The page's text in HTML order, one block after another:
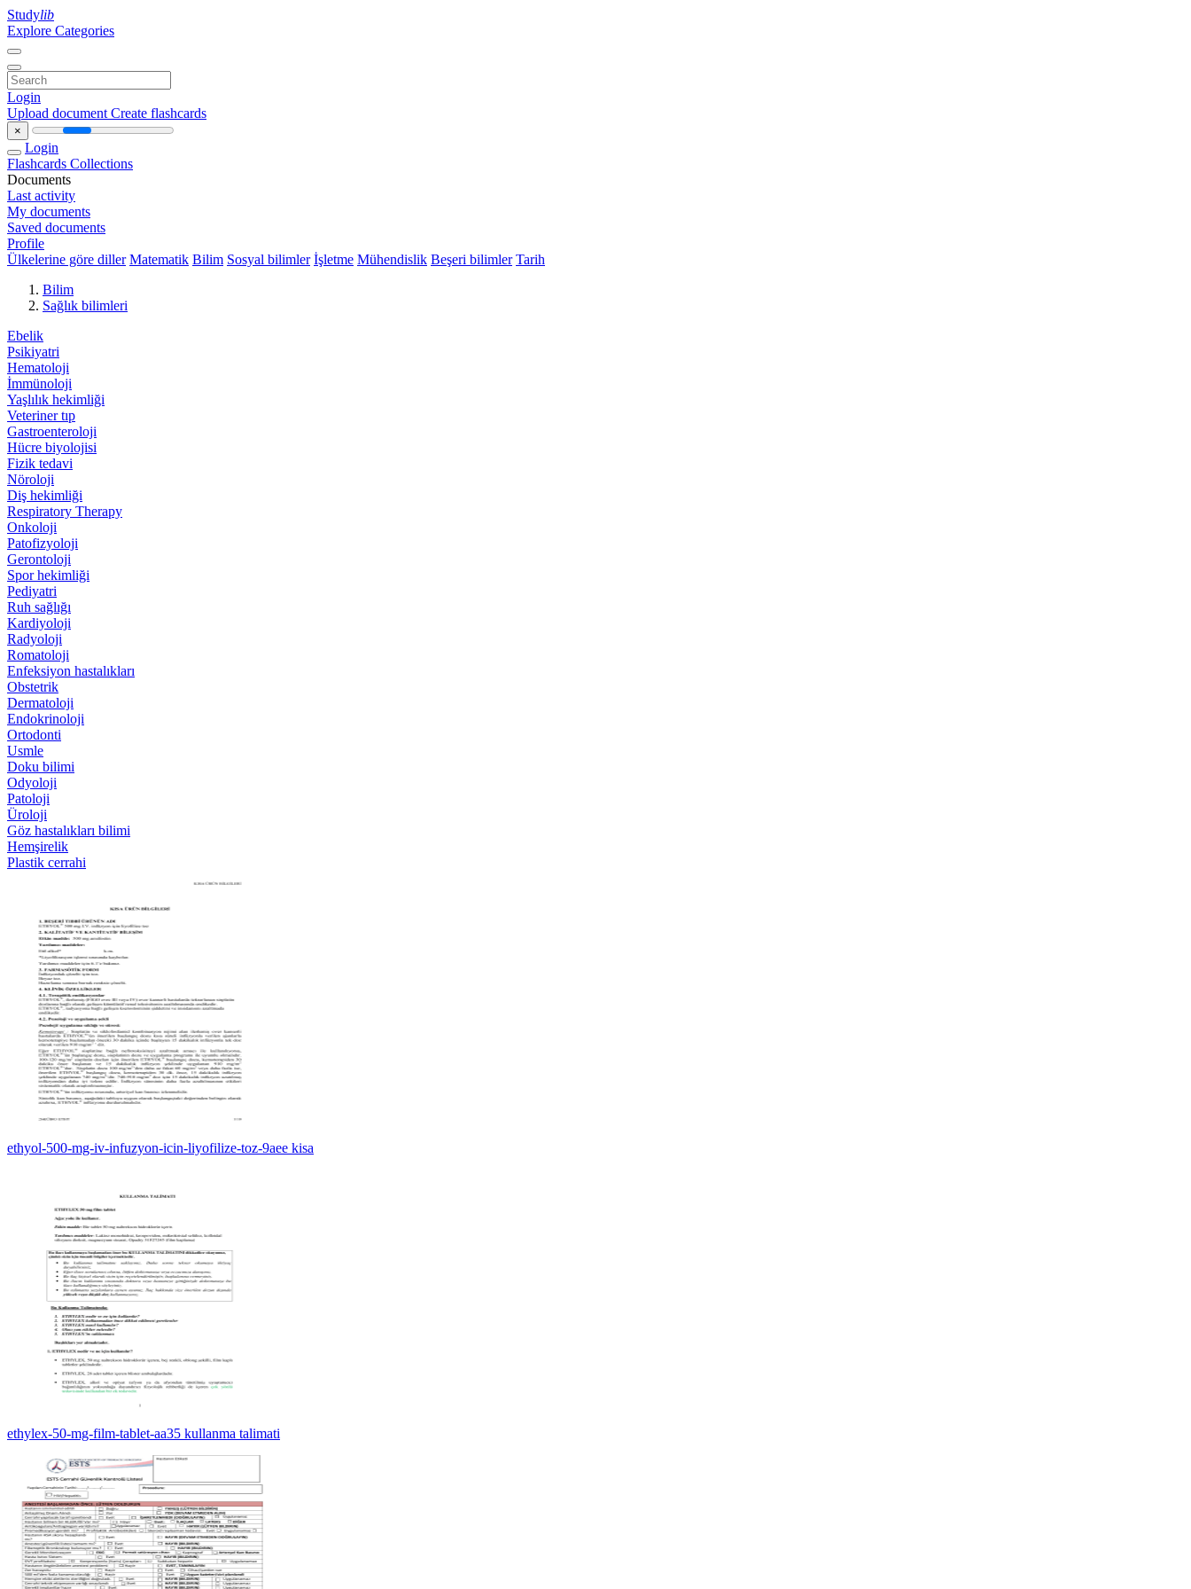
Studylib
Explore Categories
Login
Upload document Create flashcards
×
Login
Flashcards Collections
Documents
Last activity
My documents
Saved documents
Profile
Ülkelerine göre diller Matematik Bilim Sosyal bilimler İşletme Mühendislik Beşeri bilimler Tarih
Bilim
Sağlık bilimleri
Ebelik
Psikiyatri
Hematoloji
İmmünoloji
Yaşlılık hekimliği
Veteriner tıp
Gastroenteroloji
Hücre biyolojisi
Fizik tedavi
Nöroloji
Diş hekimliği
Respiratory Therapy
Onkoloji
Patofizyoloji
Gerontoloji
Spor hekimliği
Pediyatri
Ruh sağlığı
Kardiyoloji
Radyoloji
Romatoloji
Enfeksiyon hastalıkları
Obstetrik
Dermatoloji
Endokrinoloji
Ortodonti
Usmle
Doku bilimi
Odyoloji
Patoloji
Üroloji
Göz hastalıkları bilimi
Hemşirelik
Plastik cerrahi
ethyol-500-mg-iv-infuzyon-icin-liyofilize-toz-9aee kisa
ethylex-50-mg-film-tablet-aa35 kullanma talimati